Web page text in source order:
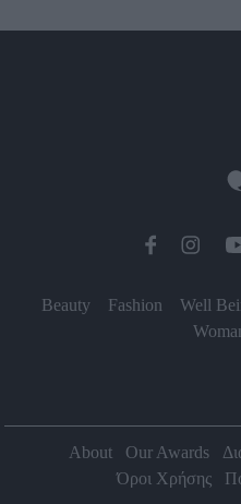
Beauty Fashion Well
About Our Awards
Όροι Χρήσης